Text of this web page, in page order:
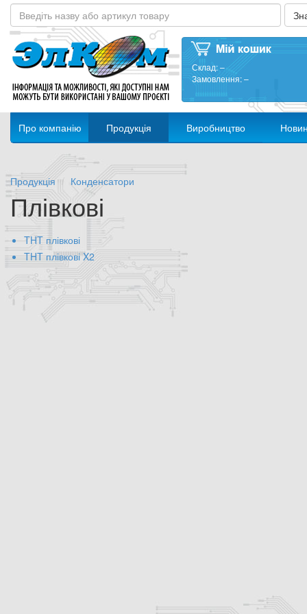
Склад:–
Замовлення:–
Про компанію Продукція Виробництво
Продукція Конденсатори
Плівкові
THT плівкові
THT плівкові X2